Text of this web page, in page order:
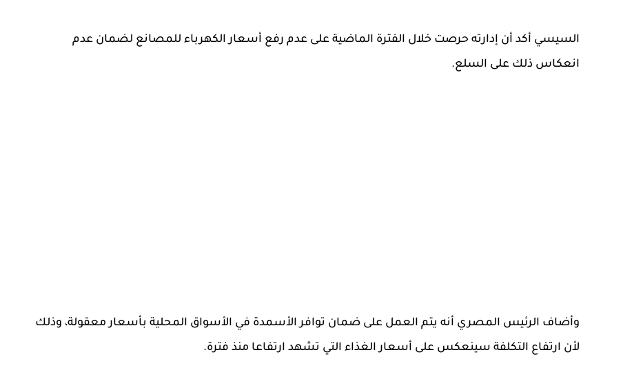
السيسي أكد أن إدارته حرصت خلال الفترة الماضية على عدم رفع أسعار الكهرباء للمصانع لضمان عدم
انعكاس ذلك على السلع.
وأضاف الرئيس المصري أنه يتم العمل على ضمان توافر الأسمدة في الأسواق المحلية بأسعار معقولة، وذلك
لأن ارتفاع التكلفة سينعكس على أسعار الغذاء التي تشهد ارتفاعا منذ فترة.